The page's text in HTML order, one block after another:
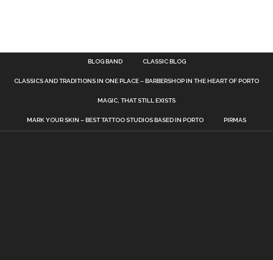
BLOG BAND CLASSIC BLOG
CLASSICS AND TRADITIONS IN ONE PLACE – BARBERSHOP IN THE HEART OF PORTO
MAGIC, THAT STILL EXISTS
MARK YOUR SKIN – BEST TATTOO STUDIOS BASED IN PORTO PIRMAS